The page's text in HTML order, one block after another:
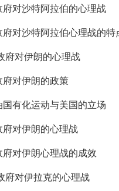
府对沙特阿拉伯的心理战
府对沙特阿拉伯心理战的特
府对伊朗的心理战
府对伊朗的政策
国有化运动与美国的立场
府对伊朗的心理战
府对伊朗心理战的成效
府对伊拉克的心理战